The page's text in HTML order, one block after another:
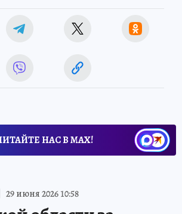
НАС В МАХ!
29 июня 2026 10:58